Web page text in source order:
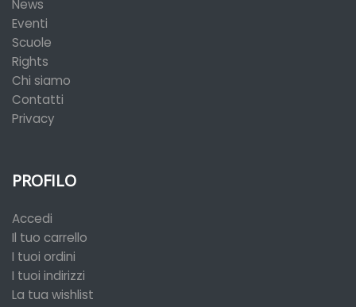
News
Eventi
Scuole
Rights
Chi siamo
Contatti
Privacy
PROFILO
Accedi
Il tuo carrello
I tuoi ordini
I tuoi indirizzi
La tua wishlist